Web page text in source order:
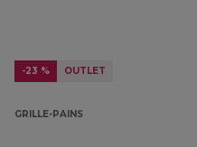
-23 % OUTLET
GRILLE-PAINS